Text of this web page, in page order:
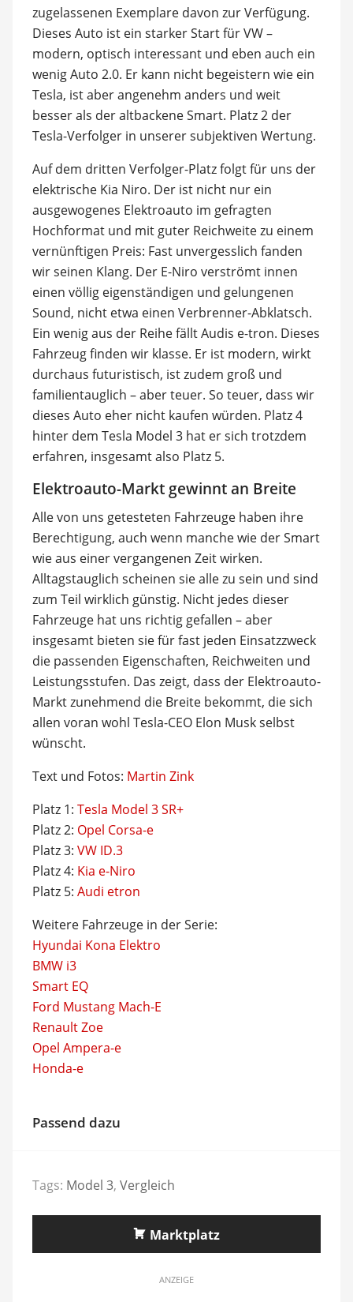
zugelassenen Exemplare davon zur Verfügung.
Dieses Auto ist ein starker Start für VW –
modern, optisch interessant und eben auch ein
wenig Auto 2.0. Er kann nicht begeistern wie ein
Tesla, ist aber angenehm anders und weit
besser als der altbackene Smart. Platz 2 der
Tesla-Verfolger in unserer subjektiven Wertung.
Auf dem dritten Verfolger-Platz folgt für uns der
elektrische Kia Niro. Der ist nicht nur ein
ausgewogenes Elektroauto im gefragten
Hochformat und mit guter Reichweite zu einem
vernünftigen Preis: Fast unvergesslich fanden
wir seinen Klang. Der E-Niro verströmt innen
einen völlig eigenständigen und gelungenen
Sound, nicht etwa einen Verbrenner-Abklatsch.
Ein wenig aus der Reihe fällt Audis e-tron. Dieses
Fahrzeug finden wir klasse. Er ist modern, wirkt
durchaus futuristisch, ist zudem groß und
familientauglich – aber teuer. So teuer, dass wir
dieses Auto eher nicht kaufen würden. Platz 4
hinter dem Tesla Model 3 hat er sich trotzdem
erfahren, insgesamt also Platz 5.
Elektroauto-Markt gewinnt an Breite
Alle von uns getesteten Fahrzeuge haben ihre
Berechtigung, auch wenn manche wie der Smart
wie aus einer vergangenen Zeit wirken.
Alltagstauglich scheinen sie alle zu sein und sind
zum Teil wirklich günstig. Nicht jedes dieser
Fahrzeuge hat uns richtig gefallen – aber
insgesamt bieten sie für fast jeden Einsatzzweck
die passenden Eigenschaften, Reichweiten und
Leistungsstufen. Das zeigt, dass der Elektroauto-
Markt zunehmend die Breite bekommt, die sich
allen voran wohl Tesla-CEO Elon Musk selbst
wünscht.
Text und Fotos: Martin Zink
Platz 1: Tesla Model 3 SR+
Platz 2: Opel Corsa-e
Platz 3: VW ID.3
Platz 4: Kia e-Niro
Platz 5: Audi etron
Weitere Fahrzeuge in der Serie:
Hyundai Kona Elektro
BMW i3
Smart EQ
Ford Mustang Mach-E
Renault Zoe
Opel Ampera-e
Honda-e
Passend dazu
Tags: Model 3, Vergleich
Marktplatz
ANZEIGE